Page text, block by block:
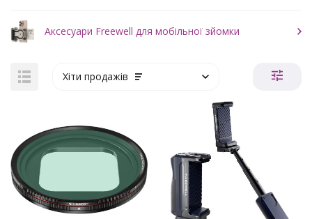
Аксесуари Freewell для мобільної зйомки
Хіти продажів